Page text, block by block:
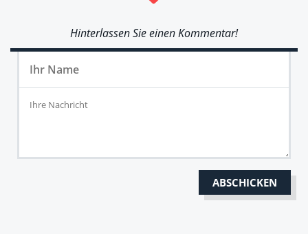
Hinterlassen Sie einen Kommentar!